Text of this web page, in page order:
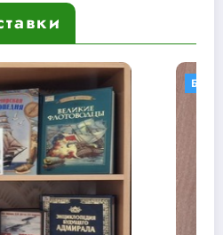
КНИЖНЫЕ ВЫСТАВКИ